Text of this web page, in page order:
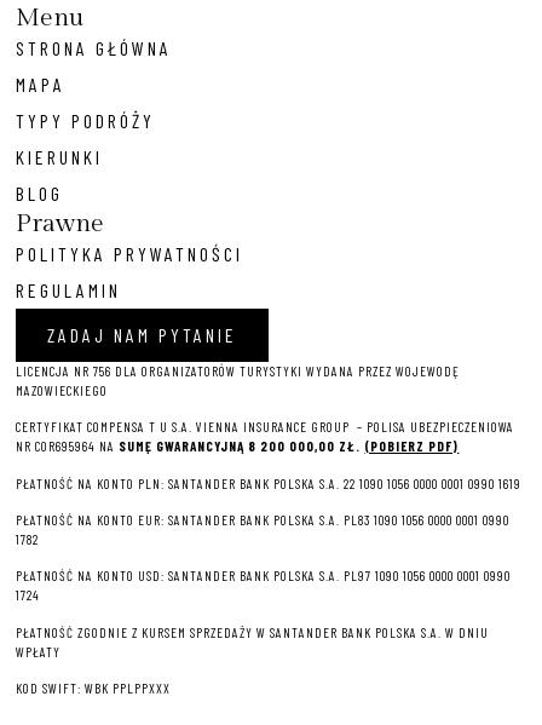
Menu
STRONA GŁÓWNA
MAPA
TYPY PODRÓŻY
KIERUNKI
BLOG
Prawne
POLITYKA PRYWATNOŚCI
REGULAMIN
ZADAJ NAM PYTANIE
LICENCJA NR 756 DLA ORGANIZATORÓW TURYSTYKI WYDANA PRZEZ WOJEWODĘ
MAZOWIECKIEGO
CERTYFIKAT COMPENSA T U S.A. VIENNA INSURANCE GROUP – POLISA UBEZPIECZENIOWA
NR COR695964 NA SUMĘ GWARANCYJNĄ 8 200 000,00 ZŁ. (POBIERZ PDF)
PŁATNOŚĆ NA KONTO PLN: SANTANDER BANK POLSKA S.A. 22 1090 1056 0000 0001 0990 1619
PŁATNOŚĆ NA KONTO EUR: SANTANDER BANK POLSKA S.A. PL83 1090 1056 0000 0001 0990
1782
PŁATNOŚĆ NA KONTO USD: SANTANDER BANK POLSKA S.A. PL97 1090 1056 0000 0001 0990
1724
PŁATNOŚĆ ZGODNIE Z KURSEM SPRZEDAŻY W SANTANDER BANK POLSKA S.A. W DNIU
WPŁATY
KOD SWIFT: WBK PPLPPXXX